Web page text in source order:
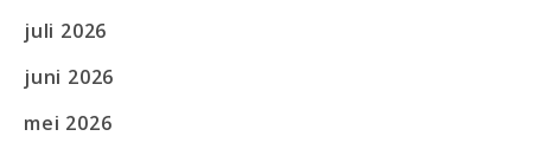
juli 2026
juni 2026
mei 2026